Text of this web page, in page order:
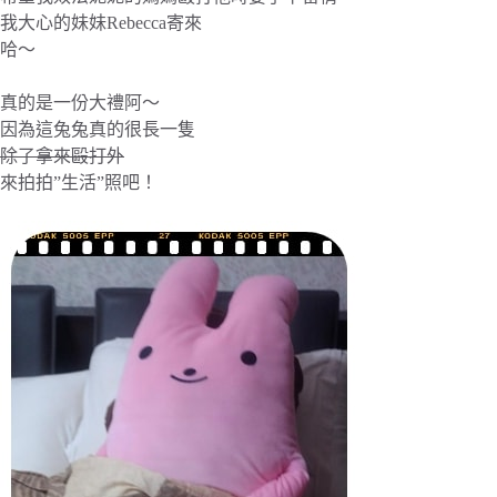
我大心的妹妹Rebecca寄來
哈～
真的是一份大禮阿～
因為這兔兔真的很長一隻
除了拿來毆打外
來拍拍”生活”照吧！